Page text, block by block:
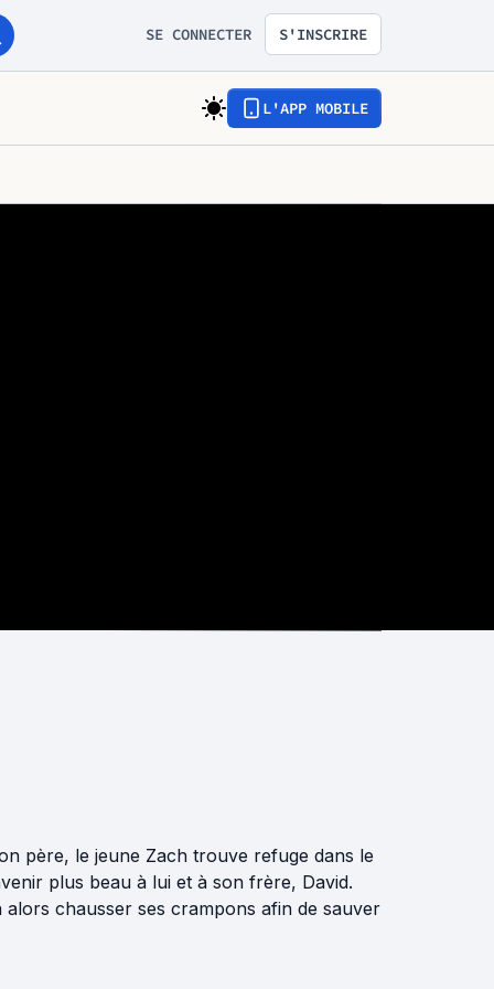
SE CONNECTER S'INSCRIRE
L'APP MOBILE
père, le jeune Zach trouve refuge dans le
plus beau à lui et à son frère, David.
chausser ses crampons afin de sauver